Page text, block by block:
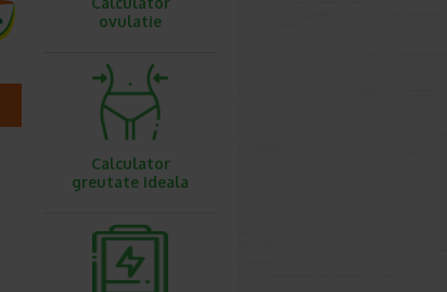
ovulatie
Calculator
greutate ideala